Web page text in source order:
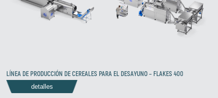
LÍNEA DE PRODUCCIÓN DE CEREALES PARA EL DESAYUNO – FLAKES 400
detalles
Le responderemos lo antes posible.